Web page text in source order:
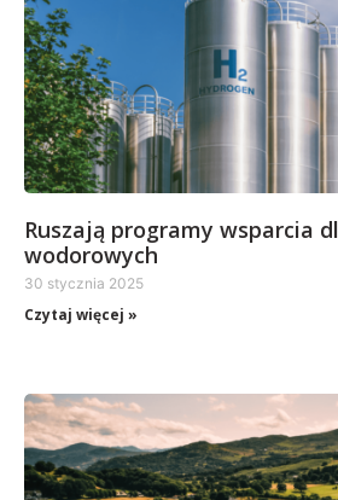
Ruszają programy wsparcia
wodorowych
30 stycznia 2025
Czytaj więcej »